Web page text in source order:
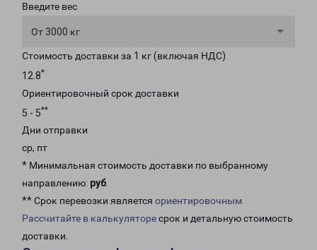
Введите вес
От 3000 кг
Стоимость доставки за 1 кг (включая НДС)
12.8*
Ориентировочный срок доставки
5 - 5**
Дни отправки
ср, пт
* Минимальная стоимость доставки по выбранному
направлению: руб.
** Срок перевозки является ориентировочным
Рассчитайте в калькуляторесрок и детальную стоимость
доставки.